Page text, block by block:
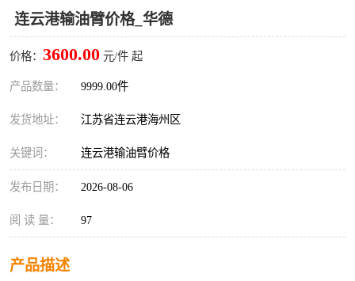
连云港输油臂价格_华德
价格： 3600.00 元/件 起
产品数量： 9999.00件
发货地址： 江苏省连云港海州区
关键词： 连云港输油臂价格
发布日期： 2026-08-06
阅 读 量： 97
产品描述
车臂